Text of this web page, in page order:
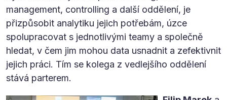
management, controlling a další oddělení, je
přizpůsobit analytiku jejich potřebám, úzce
spolupracovat s jednotlivými teamy a společně
hledat, v čem jim mohou data usnadnit a zefektivnit
jejich práci. Tím se kolega z vedlejšího oddělení
stává parterem.